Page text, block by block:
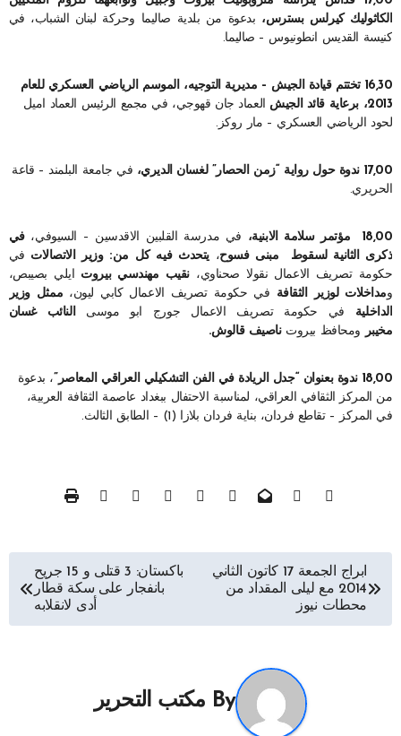
الكاثوليك كيرلس بسترس، بدعوة من بلدية صاليما وحركة لبنان الشباب، في
كنيسة القديس انطونيوس – صاليما.
16,30 تختتم قيادة الجيش – مديرية التوجيه، الموسم الرياضي العسكري للعام
2013، برعاية قائد الجيش
العماد جان قهوجي، في مجمع الرئيس العماد اميل
لحود الرياضي العسكري – مار روكز.
17,00 ندوة حول رواية “زمن الحصار” لغسان الديري،
في جامعة البلمند – قاعة
الحريري.
18,00 مؤتمر سلامة الابنية، في مدرسة القلبين الاقدسين – السيوفي،في
ذكرى الثانية لسقوط مبنى فسوح،يتحدث فيه كل من: وزير الاتصالات في
حكومة تصريف الاعمال نقولا صحناوي،نقيب مهندسي بيروت ايلي بصيبص،
ومداخلات لوزير الثقافة في حكومة تصريف الاعمال كابي ليون، ممثل وزير
الداخلية في حكومة تصريف الاعمال جورج ابو موسى النائب غسان
مخيبر ومحافظ بيروتناصيف قالوش.
18,00 ندوة بعنوان “جدل الريادة في الفن التشكيلي العراقي المعاصر”
، بدعوة
من المركز الثقافي العراقي، لمناسبة الاحتفال ببغداد عاصمة الثقافة العربية،
في المركز – تقاطع فردان، بناية فردان بلازا (1) – الطابق الثالث.
تصفّح
المقالات
ابراج الجمعة 17 كاتون الثاني
2014 مع ليلى المقداد من
محطات نيوز
باكستان: 3 قتلى و 15 جريح
بانفجار على سكة قطار
أدى لانقلابه
By مكتب التحرير